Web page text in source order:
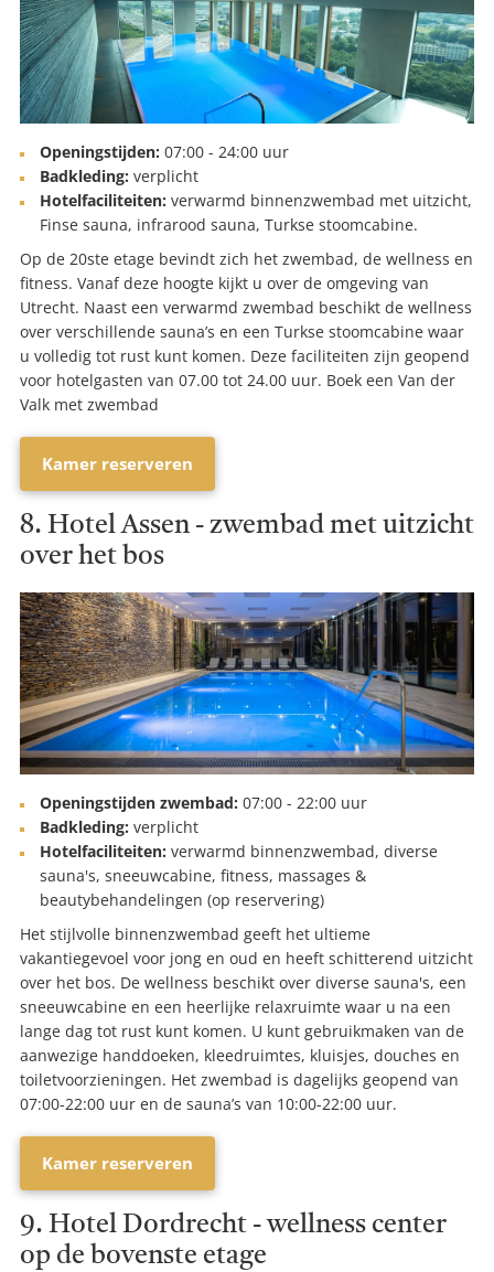
Openingstijden: 07:00 - 24:00 uur
Badkleding: verplicht
Hotelfaciliteiten: verwarmd binnenzwembad met uitzicht,
Finse sauna, infrarood sauna, Turkse stoomcabine.
Op de 20ste etage bevindt zich het zwembad, de wellness en
fitness. Vanaf deze hoogte kijkt u over de omgeving van
Utrecht. Naast een verwarmd zwembad beschikt de wellness
over verschillende sauna’s en een Turkse stoomcabine waar
u volledig tot rust kunt komen. Deze faciliteiten zijn geopend
voor hotelgasten van 07.00 tot 24.00 uur. Boek een Van der
Valk met zwembad
Kamer reserveren
8. Hotel Assen - zwembad met uitzicht
over het bos
Openingstijden zwembad: 07:00 - 22:00 uur
Badkleding: verplicht
Hotelfaciliteiten: verwarmd binnenzwembad, diverse
sauna's, sneeuwcabine, fitness, massages &
beautybehandelingen (op reservering)
Het stijlvolle binnenzwembad geeft het ultieme
vakantiegevoel voor jong en oud en heeft schitterend uitzicht
over het bos. De wellness beschikt over diverse sauna's, een
sneeuwcabine en een heerlijke relaxruimte waar u na een
lange dag tot rust kunt komen. U kunt gebruikmaken van de
aanwezige handdoeken, kleedruimtes, kluisjes, douches en
toiletvoorzieningen. Het zwembad is dagelijks geopend van
07:00-22:00 uur en de sauna’s van 10:00-22:00 uur.
Kamer reserveren
9. Hotel Dordrecht - wellness center
op de bovenste etage